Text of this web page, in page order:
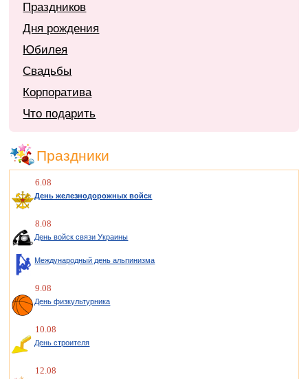
Праздников
Дня рождения
Юбилея
Свадьбы
Корпоратива
Что подарить
Праздники
6.08
День железнодорожных войск
8.08
День войск связи Украины
Международный день альпинизма
9.08
День физкультурника
10.08
День строителя
12.08